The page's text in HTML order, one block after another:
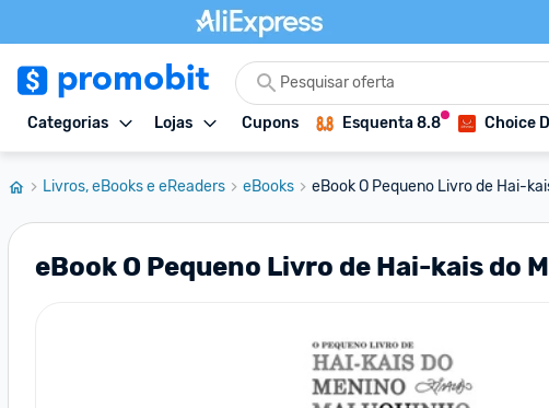
Categorias Lojas Cupons Esquenta 8.8 Choice
Livros, eBooks e eReaders eBooks eBook O Pequeno Livro de Hai-
eBook O Pequeno Livro de Hai-kais do